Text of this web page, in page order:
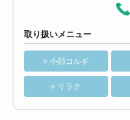
取り扱いメニュー
○ 小顔コルギ
○ リラク